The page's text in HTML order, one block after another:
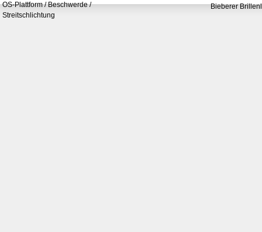
OS-Plattform / Beschwerde /
Streitschlichtung
Bieberer